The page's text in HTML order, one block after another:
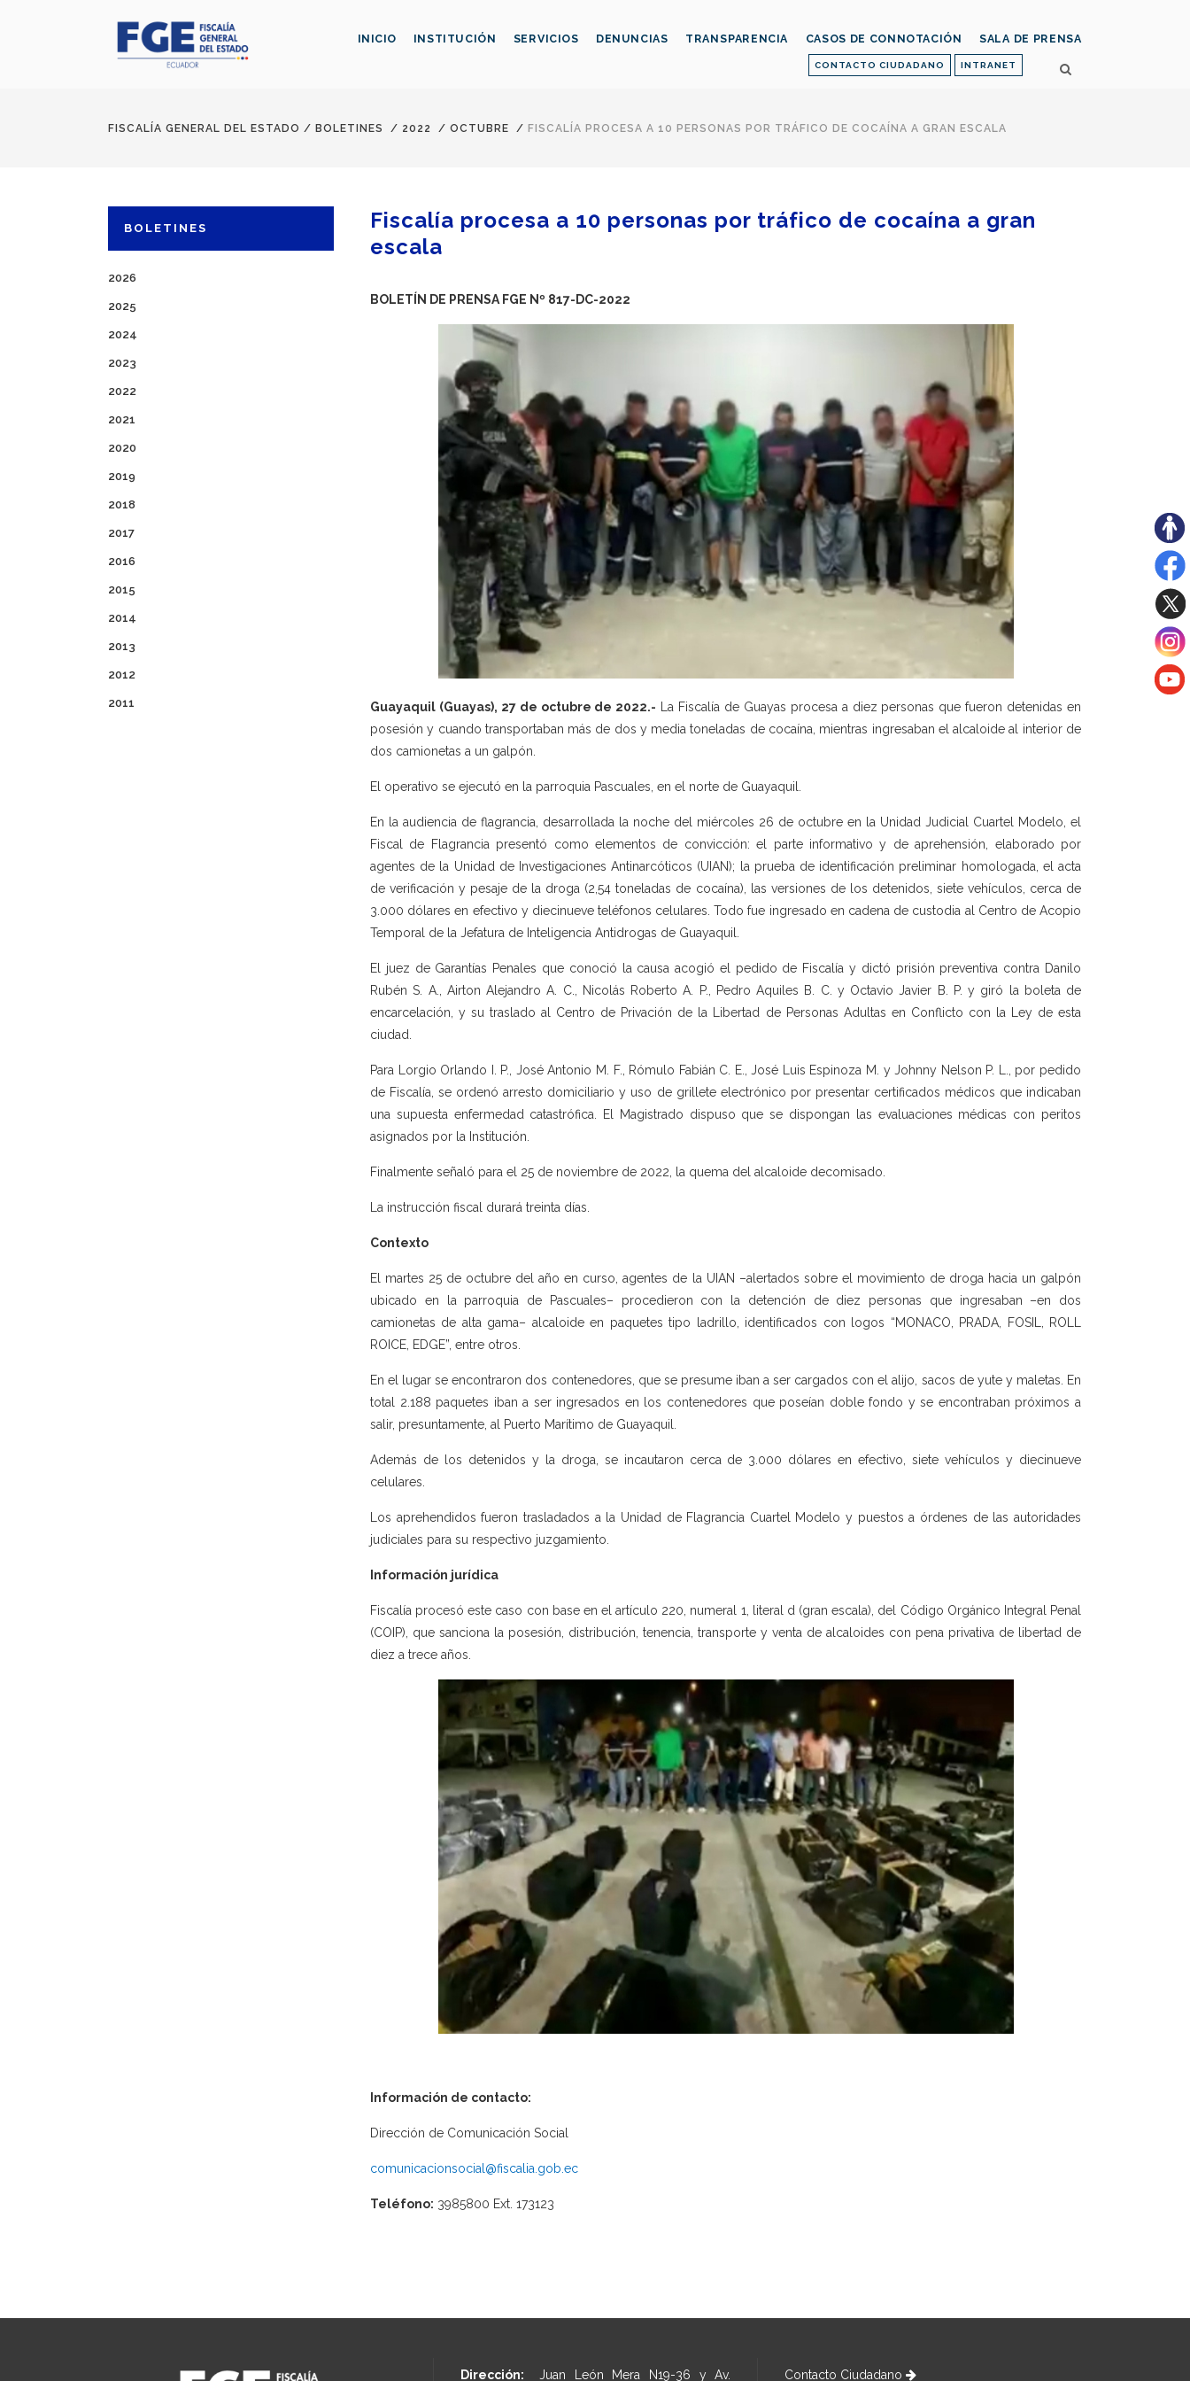
CONTACTO CIUDADANO INTRANET
INICIO INSTITUCIÓN SERVICIOS DENUNCIAS TRANSPARENCIA CASOS DE CONNOTACIÓN SALA DE PRENSA
FISCALÍA GENERAL DEL ESTADO / BOLETINES / 2022 / OCTUBRE / FISCALÍA PROCESA A 10 PERSONAS POR TRÁFICO DE COCAÍNA A GRAN ESCALA
BOLETINES
2026
2025
2024
2023
2022
2021
2020
2019
2018
2017
2016
2015
2014
2013
2012
2011
Fiscalía procesa a 10 personas por tráfico de cocaína a gran
escala
BOLETÍN DE PRENSA FGE Nº 817-DC-2022
Guayaquil (Guayas), 27 de octubre de 2022.- La Fiscalía de Guayas procesa a diez personas que fueron detenidas en
posesión y cuando transportaban más de dos y media toneladas de cocaína, mientras ingresaban el alcaloide al interior de
dos camionetas a un galpón.
El operativo se ejecutó en la parroquia Pascuales, en el norte de Guayaquil.
En la audiencia de flagrancia, desarrollada la noche del miércoles 26 de octubre en la Unidad Judicial Cuartel Modelo, el
Fiscal de Flagrancia presentó como elementos de convicción: el parte informativo y de aprehensión, elaborado por
agentes de la Unidad de Investigaciones Antinarcóticos (UIAN); la prueba de identificación preliminar homologada, el acta
de verificación y pesaje de la droga (2,54 toneladas de cocaína), las versiones de los detenidos, siete vehículos, cerca de
3.000 dólares en efectivo y diecinueve teléfonos celulares. Todo fue ingresado en cadena de custodia al Centro de Acopio
Temporal de la Jefatura de Inteligencia Antidrogas de Guayaquil.
El juez de Garantías Penales que conoció la causa acogió el pedido de Fiscalía y dictó prisión preventiva contra Danilo
Rubén S. A., Airton Alejandro A. C., Nicolás Roberto A. P., Pedro Aquiles B. C. y Octavio Javier B. P. y giró la boleta de
encarcelación, y su traslado al Centro de Privación de la Libertad de Personas Adultas en Conflicto con la Ley de esta
ciudad.
Para Lorgio Orlando I. P., José Antonio M. F., Rómulo Fabián C. E., José Luis Espinoza M. y Johnny Nelson P. L., por pedido
de Fiscalía, se ordenó arresto domiciliario y uso de grillete electrónico por presentar certificados médicos que indicaban
una supuesta enfermedad catastrófica. El Magistrado dispuso que se dispongan las evaluaciones médicas con peritos
asignados por la Institución.
Finalmente señaló para el 25 de noviembre de 2022, la quema del alcaloide decomisado.
La instrucción fiscal durará treinta días.
Contexto
El martes 25 de octubre del año en curso, agentes de la UIAN –alertados sobre el movimiento de droga hacia un galpón
ubicado en la parroquia de Pascuales– procedieron con la detención de diez personas que ingresaban –en dos
camionetas de alta gama– alcaloide en paquetes tipo ladrillo, identificados con logos “MONACO, PRADA, FOSIL, ROLL
ROICE, EDGE”, entre otros.
En el lugar se encontraron dos contenedores, que se presume iban a ser cargados con el alijo, sacos de yute y maletas. En
total 2.188 paquetes iban a ser ingresados en los contenedores que poseían doble fondo y se encontraban próximos a
salir, presuntamente, al Puerto Marítimo de Guayaquil.
Además de los detenidos y la droga, se incautaron cerca de 3.000 dólares en efectivo, siete vehículos y diecinueve
celulares.
Los aprehendidos fueron trasladados a la Unidad de Flagrancia Cuartel Modelo y puestos a órdenes de las autoridades
judiciales para su respectivo juzgamiento.
Información jurídica
Fiscalía procesó este caso con base en el artículo 220, numeral 1, literal d (gran escala), del Código Orgánico Integral Penal
(COIP), que sanciona la posesión, distribución, tenencia, transporte y venta de alcaloides con pena privativa de libertad de
diez a trece años.
Información de contacto:
Dirección de Comunicación Social
comunicacionsocial@fiscalia.gob.ec
Teléfono: 3985800 Ext. 173123
Dirección: Juan León Mera N19-36 y Av. Contacto Ciudadano